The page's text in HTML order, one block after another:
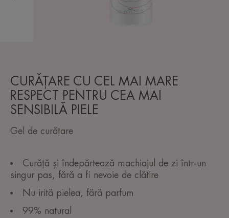
CURĂȚARE CU CEL MAI MARE
RESPECT PENTRU CEA MAI
SENSIBILĂ PIELE
Gel de curățare
Curăță și îndepărtează machiajul de zi într-un
singur pas, fără a fi nevoie de clătire
Nu irită pielea, fără parfum
99% natural